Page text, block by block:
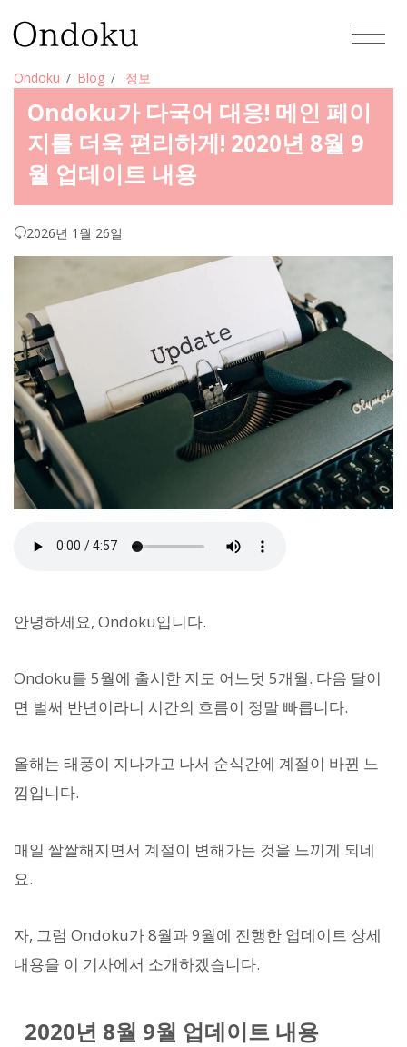
Ondoku Blog 정보
Ondoku가 다국어 대응! 메인 페이
지를 더욱 편리하게! 2020년 8월 9
월 업데이트 내용
2026년 1월 26일
안녕하세요, Ondoku입니다.
Ondoku를 5월에 출시한 지도 어느덧 5개월. 다음 달이
면 벌써 반년이라니 시간의 흐름이 정말 빠릅니다.
올해는 태풍이 지나가고 나서 순식간에 계절이 바뀐 느
낌입니다.
매일 쌀쌀해지면서 계절이 변해가는 것을 느끼게 되네
요.
자, 그럼 Ondoku가 8월과 9월에 진행한 업데이트 상세
내용을 이 기사에서 소개하겠습니다.
2020년 8월 9월 업데이트 내용